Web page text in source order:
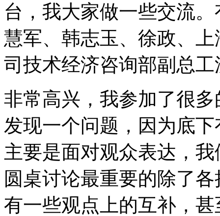
台，我大家做一些交流
慧军、韩志玉、徐政、
司技术经济咨询部副总工
非常高兴，我参加了很
发现一个问题，因为底
主要是面对观众表达，
圆桌讨论最重要的除了
有一些观点上的互补，